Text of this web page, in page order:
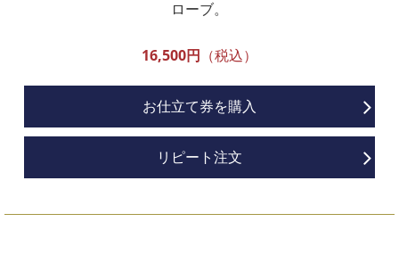
ローブ。
16,500円 （税込）
お仕立て券を購入
リピート注文